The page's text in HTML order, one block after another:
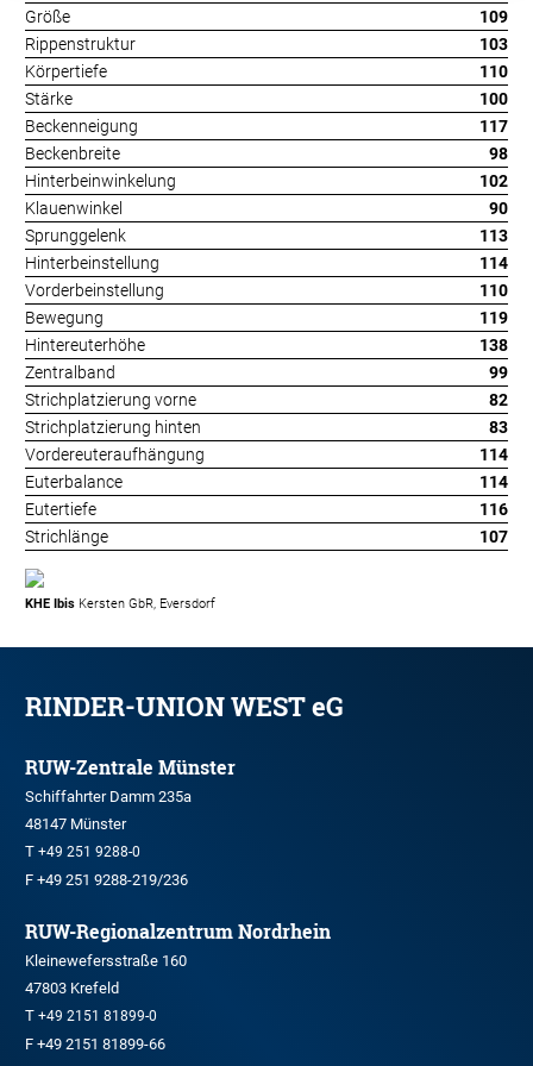
Größe
109
Rippenstruktur
103
Körpertiefe
110
Stärke
100
Beckenneigung
117
Beckenbreite
98
Hinterbeinwinkelung
102
Klauenwinkel
90
Sprunggelenk
113
Hinterbeinstellung
114
Vorderbeinstellung
110
Bewegung
119
Hintereuterhöhe
138
Zentralband
99
Strichplatzierung vorne
82
Strichplatzierung hinten
83
Vordereuteraufhängung
114
Euterbalance
114
Eutertiefe
116
Strichlänge
107
KHE Ibis Kersten GbR, Eversdorf
RINDER-UNION WEST eG
RUW-Zentrale Münster
Schiffahrter Damm 235a
48147 Münster
T +49 251 9288-0
F +49 251 9288-219/236
RUW-Regionalzentrum Nordrhein
Kleinewefersstraße 160
47803 Krefeld
T +49 2151 81899-0
F +49 2151 81899-66